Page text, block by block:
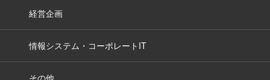
経営企画
情報システム・コーポレートIT